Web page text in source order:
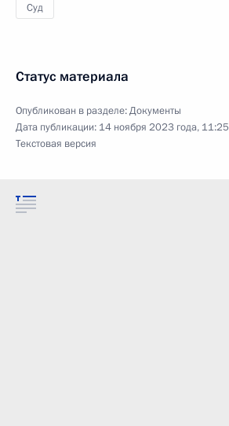
Суд
Статус материала
Опубликован в разделе:Документы
Дата публикации: 14 ноября 2023 года, 11:25
Текстовая версия